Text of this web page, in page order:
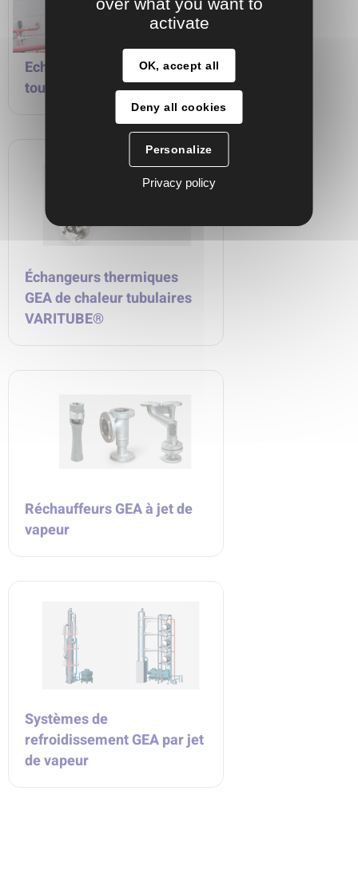
Echangeurs thermiques -
toutes technologies
Échangeurs thermiques
GEA de chaleur tubulaires
VARITUBE®
Réchauffeurs GEA à jet de
vapeur
Systèmes de
refroidissement GEA par jet
de vapeur
activate
OK, accept all
Deny all cookies
Personalize
Privacy policy